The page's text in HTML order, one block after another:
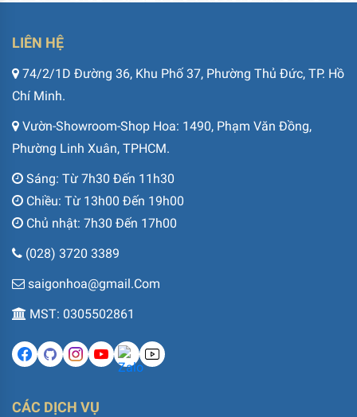
LIÊN HỆ
74/2/1D Đường 36, Khu Phố 37, Phường Thủ Đức, TP. Hồ
Chí Minh.
Vườn-Showroom-Shop Hoa: 1490, Phạm Văn Đồng,
Phường Linh Xuân, TPHCM.
Sáng: Từ 7h30 Đến 11h30
Chiều: Từ 13h00 Đến 19h00
Chủ nhật: 7h30 Đến 17h00
(028) 3720 3389
saigonhoa@gmail.Com
MST: 0305502861
CÁC DỊCH VỤ